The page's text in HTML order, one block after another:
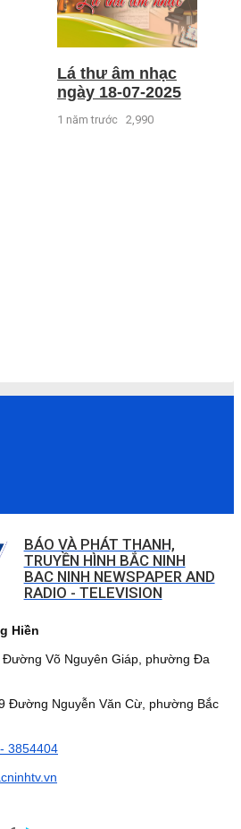
Lá thư âm nhạc
ngày 18-07-2025
1 năm trước 2,990
BÁO VÀ PHÁT THANH,
TRUYỀN HÌNH BẮC NINH
BAC NINH NEWSPAPER AND
RADIO - TELEVISION
Hiền
Võ Nguyên Giáp, phường Đa
Nguyễn Văn Cừ, phường Bắc
3854404